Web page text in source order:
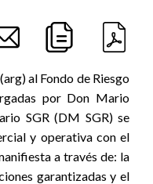
al Fondo de Riesgo
por Don Mario
SGR (DM SGR) se
y operativa con el
a través de: la
garantizadas y el